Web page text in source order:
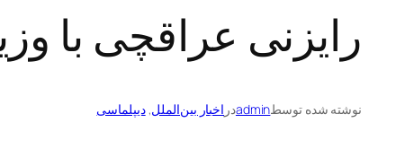
رایزنی عراقچی با
نوشته شده توسطadminدر اخبار بین‌الملل, دیپلماسی